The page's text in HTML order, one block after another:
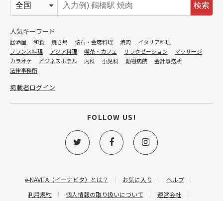
e-NAVITA（イーナビタ）とは？ お気に入り
ヘルプ
利用規約
個人情報の取り扱いについて
運営会社
検索
人気キーワード
居酒屋 和食 焼き鳥 懐石・会席料理 焼肉
イタリア料理
フランス料理
アジア料理 喫茶・カフェ リラクゼーション
マッサージ
カラオケ
ビジネスホテル 内科 小児科 動物病院
会計事務所
法律事務所
掲載者ログイン
FOLLOW US!